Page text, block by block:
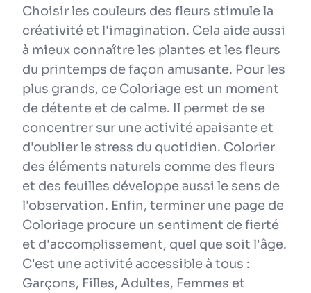
Choisir les couleurs des fleurs stimule la
créativité et l'imagination. Cela aide aussi
à mieux connaître les plantes et les fleurs
du printemps de façon amusante. Pour les
plus grands, ce Coloriage est un moment
de détente et de calme. Il permet de se
concentrer sur une activité apaisante et
d'oublier le stress du quotidien. Colorier
des éléments naturels comme des fleurs
et des feuilles développe aussi le sens de
l'observation. Enfin, terminer une page de
Coloriage procure un sentiment de fierté
et d'accomplissement, quel que soit l'âge.
C'est une activité accessible à tous :
Garçons, Filles, Adultes, Femmes et